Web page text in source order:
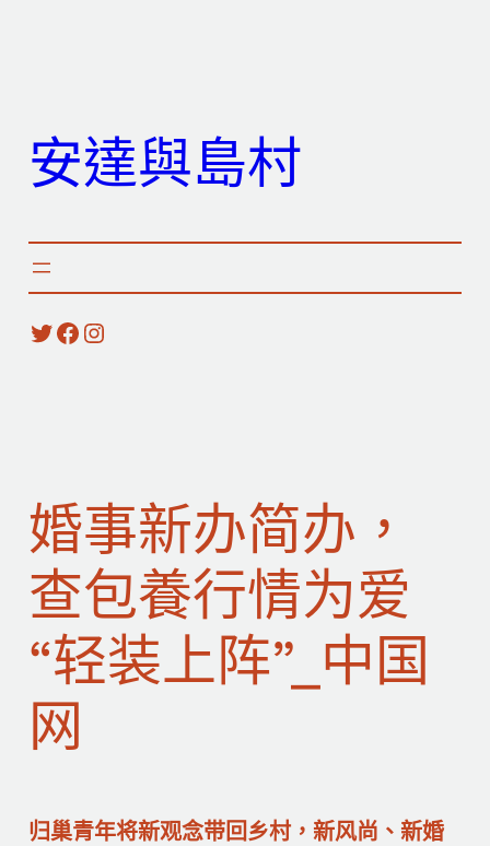
安達與島村
X Facebook Instagram
婚事新办简办，
查包養行情为爱
“轻装上阵”_中国
网
归巢青年将新观念带回乡村，新风尚、新婚